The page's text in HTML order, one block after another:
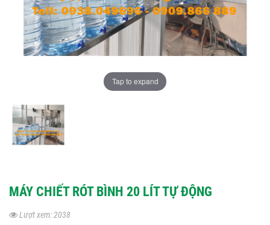
Tap to expand
MÁY CHIẾT RÓT BÌNH 20 LÍT TỰ ĐỘNG
Lượt xem: 2038